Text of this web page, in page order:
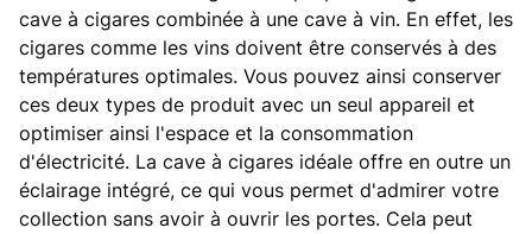
cave à cigares combinée à une cave à vin. En effet, les
cigares comme les vins doivent être conservés à des
températures optimales. Vous pouvez ainsi conserver
ces deux types de produit avec un seul appareil et
optimiser ainsi l'espace et la consommation
d'électricité. La cave à cigares idéale offre en outre un
éclairage intégré, ce qui vous permet d'admirer votre
collection sans avoir à ouvrir les portes. Cela peut